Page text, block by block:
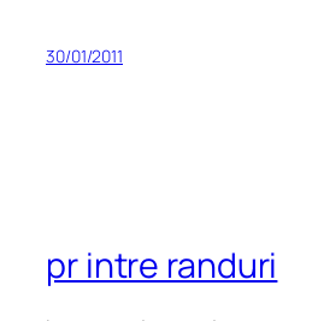
30/01/2011
pr intre randuri